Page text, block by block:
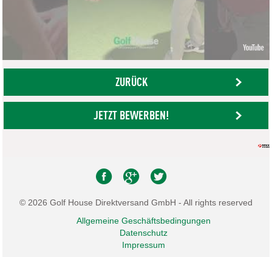
ZURÜCK
JETZT BEWERBEN!
© 2026 Golf House Direktversand GmbH - All rights reserved
Allgemeine Geschäftsbedingungen
Datenschutz
Impressum